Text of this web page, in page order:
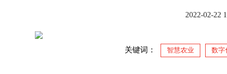
2022-02-22
关键词： 智慧农业 数字